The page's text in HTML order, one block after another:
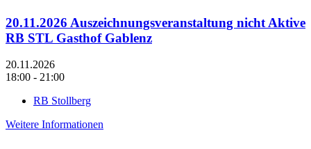
20.11.2026 Auszeichnungsveranstaltung nicht Aktive
RB STL Gasthof Gablenz
20.11.2026
18:00 - 21:00
RB Stollberg
Weitere Informationen